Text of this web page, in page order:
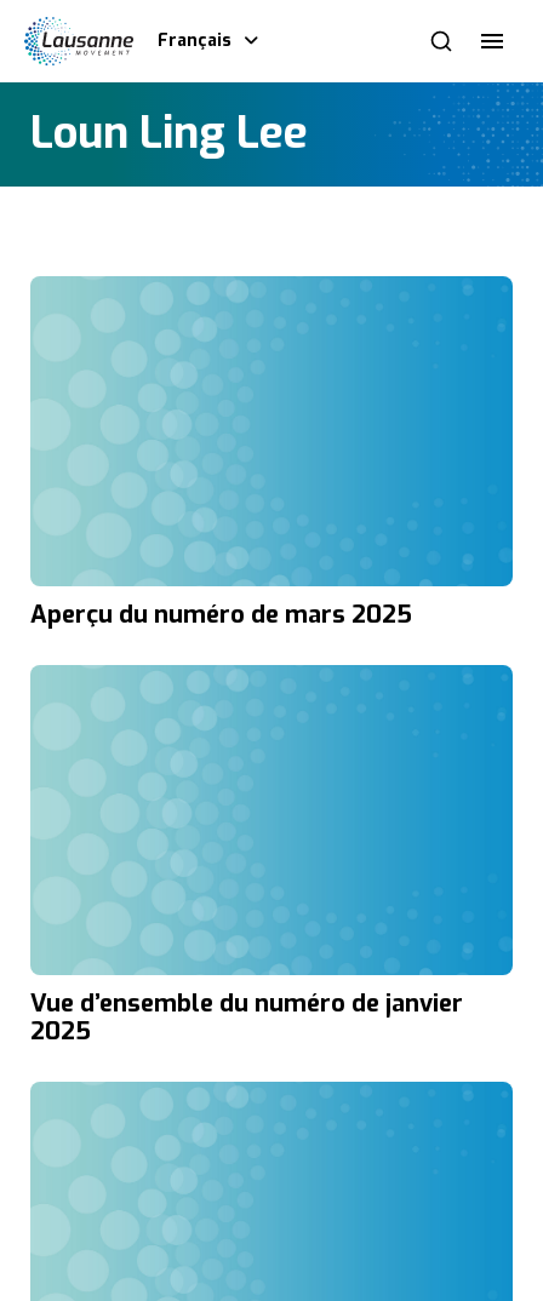
Français
Loun Ling Lee
Aperçu du numéro de mars 2025
Vue d’ensemble du numéro de janvier
2025